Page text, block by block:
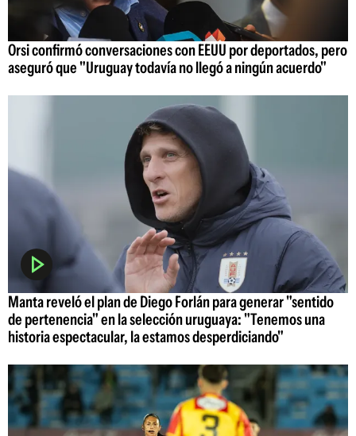
Orsi confirmó conversaciones con EEUU por deportados, pero
aseguró que "Uruguay todavía no llegó a ningún acuerdo"
Manta reveló el plan de Diego Forlán para generar "sentido
de pertenencia" en la selección uruguaya: "Tenemos una
historia espectacular, la estamos desperdiciando"